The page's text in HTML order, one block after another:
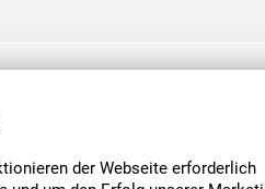
der Webseite erforderlich